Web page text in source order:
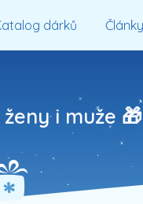
dárků Články
i muže